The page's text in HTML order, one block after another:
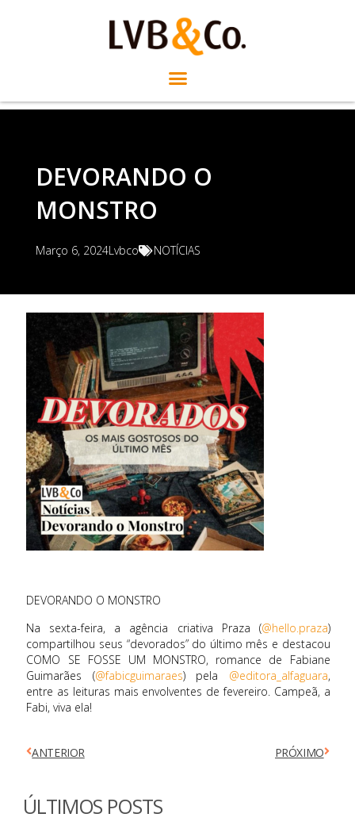
DEVORANDO O
MONSTRO
Março 6, 2024Lvbco NOTÍCIAS
DEVORANDO O MONSTRO
Na sexta-feira, a agência criativa Praza (@hello.praza)
compartilhou seus “devorados” do último mês e destacou
COMO SE FOSSE UM MONSTRO, romance de Fabiane
Guimarães (@fabicguimaraes) pela @editora_alfaguara,
entre as leituras mais envolventes de fevereiro. Campeã, a
Fabi, viva ela!
ANTERIOR PRÓXIMO
ÚLTIMOS POSTS